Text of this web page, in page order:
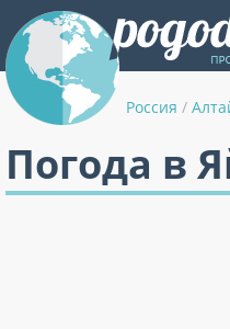
Россия /
Погода в